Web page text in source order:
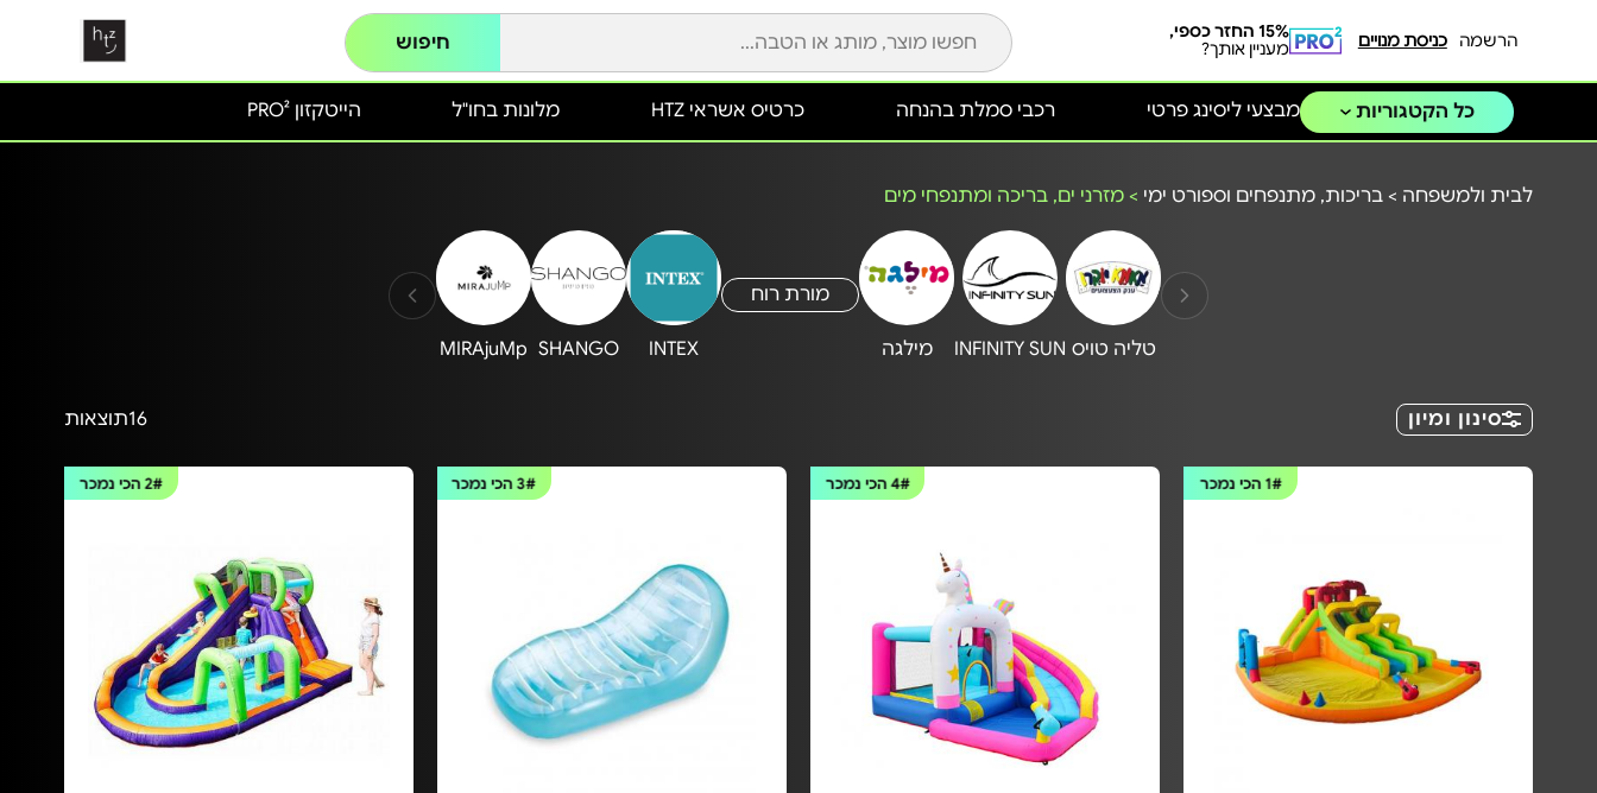
הרשמה כניסת מנויים
15% החזר כספי,
מעניין אותך?
חיפוש
כל הקטגוריות הייטקזון PRO² מלונות בחו"ל כרטיס אשראי HTZ מבצעי ליסינג פרטי רכבי סמלת בהנחה
לבית ולמשפחה > בריכות, מתנפחים וספורט ימי > מזרני ים, בריכה ומתנפחי מים
טליה טויס INFINITY SUN מילגה
מורת רוח
INTEX
SHANGO
MIRAjuMp
סינון ומיון 16תוצאות
1# הכי נמכר 4#הכי נמכר 3# הכי נמכר 2#הכי נמכר